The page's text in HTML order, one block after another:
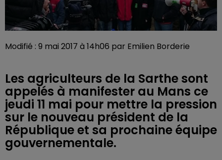
Modifié : 9 mai 2017 à 14h06 par Emilien Borderie
Les agriculteurs de la Sarthe sont
appelés à manifester au Mans ce
jeudi 11 mai pour mettre la pression
sur le nouveau président de la
République et sa prochaine équipe
gouvernementale.